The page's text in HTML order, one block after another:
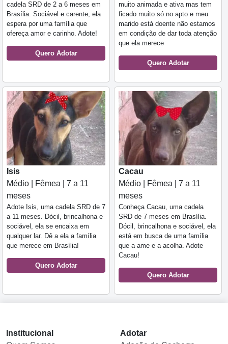
cadela SRD de 2 a 6 meses em
Brasília. Sociável e carente, ela
espera por uma família que
ofereça amor e carinho. Adote!
Quero Adotar
muito animada e ativa mas tem
ficado muito só no apto e meu
marido está doente não estamos
em condição de dar toda atenção
que ela merece
Quero Adotar
Isis
Médio | Fêmea | 7 a 11
meses
Adote Isis, uma cadela SRD de 7
a 11 meses. Dócil, brincalhona e
sociável, ela se encaixa em
qualquer lar. Dê a ela a família
que merece em Brasília!
Quero Adotar
Cacau
Médio | Fêmea | 7 a 11
meses
Conheça Cacau, uma cadela
SRD de 7 meses em Brasília.
Dócil, brincalhona e sociável, ela
está em busca de uma família
que a ame e a acolha. Adote
Cacau!
Quero Adotar
Institucional
Adotar